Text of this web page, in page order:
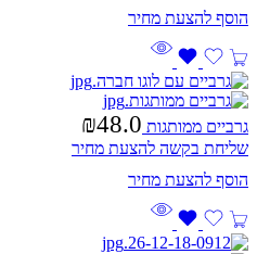
גרביים ממותגות ₪48.0
שליחת בקשה להצעת מחיר